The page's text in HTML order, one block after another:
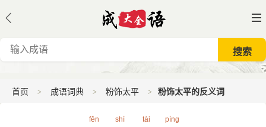
首页 成语词典 粉饰太平 粉饰太平的反义词
fěn shì tài píng